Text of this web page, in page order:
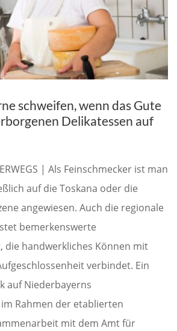
schweifen, wenn das Gute
Delikatessen auf
| Als Feinschmecker ist man
auf die Toskana oder die
angewiesen. Auch die regionale
bemerkenswerte
die handwerkliches Können mit
verbindet. Ein
auf Niederbayerns
Rahmen der etablierten
mit dem Amt für